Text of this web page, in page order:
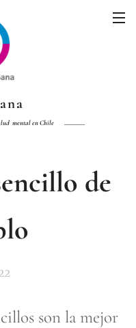
mental en Chile
de
son la mejor